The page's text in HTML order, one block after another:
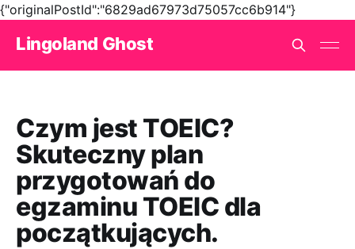
{"originalPostId":"6829ad67973d75057cc6b914"}
Lingoland Ghost
Czym jest TOEIC?
Skuteczny plan
przygotowań do
egzaminu TOEIC dla
początkujących.